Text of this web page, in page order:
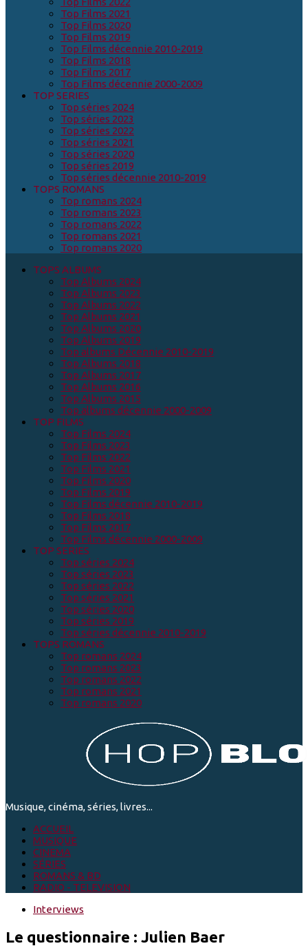
Top Films 2021
Top Films 2020
Top Films 2019
Top Films décennie 2010-2019
Top Films 2018
Top Films 2017
Top Films décennie 2000-2009
TOP SERIES
Top séries 2024
Top séries 2023
Top séries 2022
Top séries 2021
Top séries 2020
Top séries 2019
Top séries décennie 2010-2019
TOPS ROMANS
Top romans 2024
Top romans 2023
Top romans 2022
Top romans 2021
Top romans 2020
TOPS ALBUMS
Top Albums 2024
Top Albums 2023
Top Albums 2022
Top Albums 2021
Top Albums 2020
Top Albums 2019
Top albums Décennie 2010-2019
Top Albums 2018
Top Albums 2017
Top Albums 2016
Top Albums 2015
Top albums décennie 2000-2009
TOP FILMS
Top Films 2024
Top Films 2023
Top Films 2022
Top Films 2021
Top Films 2020
Top Films 2019
Top Films décennie 2010-2019
Top Films 2018
Top Films 2017
Top Films décennie 2000-2009
TOP SERIES
Top séries 2024
Top séries 2023
Top séries 2022
Top séries 2021
Top séries 2020
Top séries 2019
Top séries décennie 2010-2019
TOPS ROMANS
Top romans 2024
Top romans 2023
Top romans 2022
Top romans 2021
Top romans 2020
Musique, cinéma, séries, livres...
ACCUEIL
MUSIQUE
CINEMA
SÉRIES
ROMANS & BD
RADIO - TELEVISION
Interviews
Le questionnaire : Julien Baer